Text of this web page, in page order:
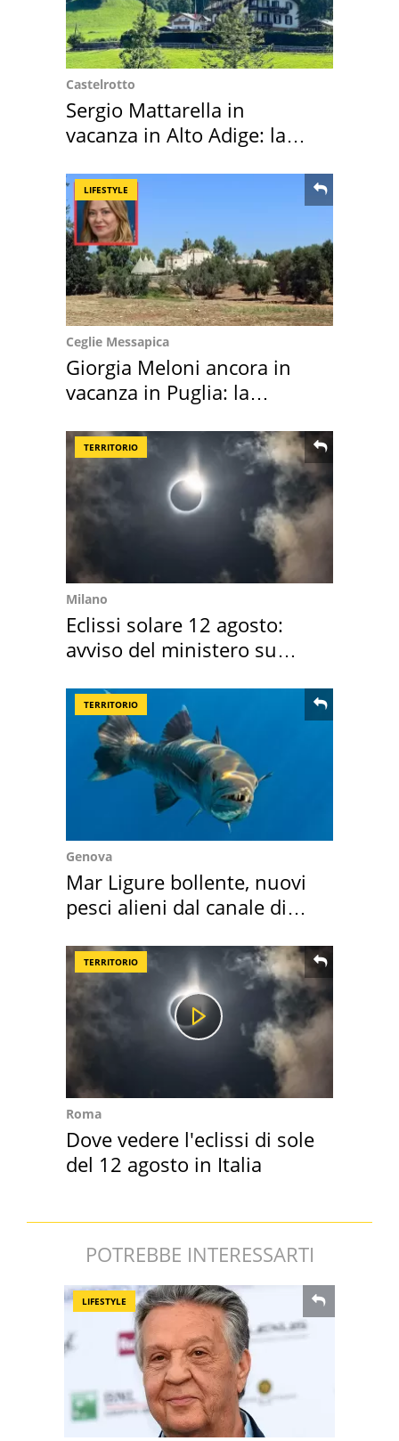
Castelrotto
Sergio Mattarella in
vacanza in Alto Adige: la
LIFESTYLE
Ceglie Messapica
Giorgia Meloni ancora in
vacanza in Puglia: la
TERRITORIO
Milano
Eclissi solare 12 agosto:
avviso del ministero su
TERRITORIO
Genova
Mar Ligure bollente, nuovi
pesci alieni dal canale di
TERRITORIO
Roma
Dove vedere l'eclissi di sole
del 12 agosto in Italia
POTREBBE INTERESSARTI
LIFESTYLE